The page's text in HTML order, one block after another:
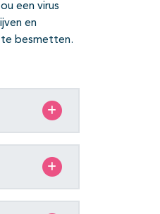
een virus
en
te besmetten.